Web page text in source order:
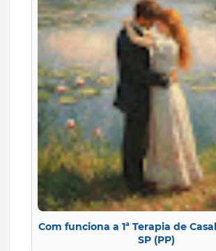
Com funciona a 1ª Terapia de
SP (PP)